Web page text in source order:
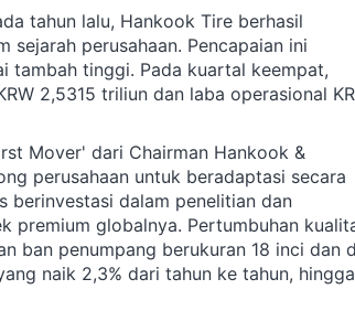
tahun lalu, Hankook Tire berhasil
perusahaan. Pencapaian ini
tambah tinggi. Pada kuartal keempat,
2,5315 triliun dan laba operasional
Mover' dari Chairman Hankook &
perusahaan untuk beradaptasi secara
berinvestasi dalam penelitian dan
premium globalnya. Pertumbuhan
ban penumpang berukuran 18 inci dan
naik 2,3% dari tahun ke tahun, hingga